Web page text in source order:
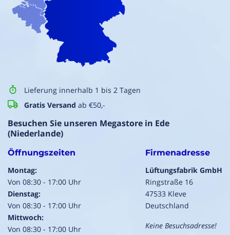
Lieferung innerhalb 1 bis 2 Tagen
Gratis Versand ab €50,-
Besuchen Sie unseren Megastore in Ede
(Niederlande)
Öffnungszeiten
Montag:
Von 08:30 - 17:00 Uhr
Dienstag:
Von 08:30 - 17:00 Uhr
Mittwoch:
Von 08:30 - 17:00 Uhr
Firmenadresse
Lüftungsfabrik GmbH
Ringstraße 16
47533 Kleve
Deutschland
Keine Besuchsadresse!